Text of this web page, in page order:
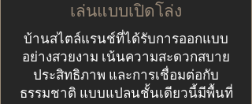
เล่นแบบเปิดโล่ง
บ้านสไตล์แรนช์ที่ได้รับการออกแบบ
อย่างสวยงาม เน้นความสะดวกสบาย
ประสิทธิภาพ และการเชื่อมต่อกับ
ธรรมชาติ แบบแปลนชั้นเดียวนี้มีพื้นที่